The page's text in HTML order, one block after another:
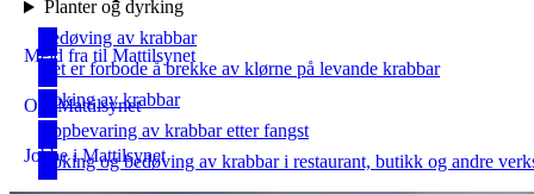
Planter og dyrking
Meld fra til Mattilsynet
Om Mattilsynet
Jobbe i Mattilsynet
Bedøving av krabbar
Det er forbode å brekke av klørne på levande krabbar
Koking av krabbar
Oppbevaring av krabbar etter fangst
Koking og bedøving av krabbar i restaurant, butikk og andre